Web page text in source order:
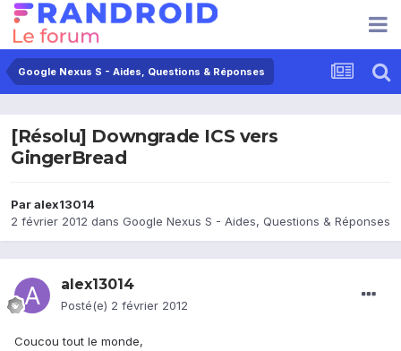
Google Nexus S - Aides, Questions & Réponses
[Résolu] Downgrade ICS vers
GingerBread
Paralex13014
2 février 2012 dans Google Nexus S - Aides, Questions & Réponses
alex13014
Posté(e) 2 février 2012
Coucou tout le monde,